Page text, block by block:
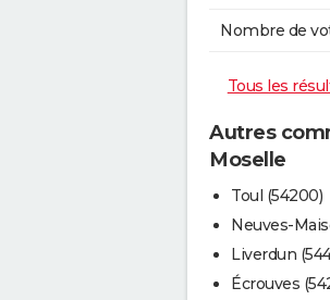
Nombre de
Tous les
Autres
Moselle
Toul (54200)
Neuves-
Liverdun
Écrouves